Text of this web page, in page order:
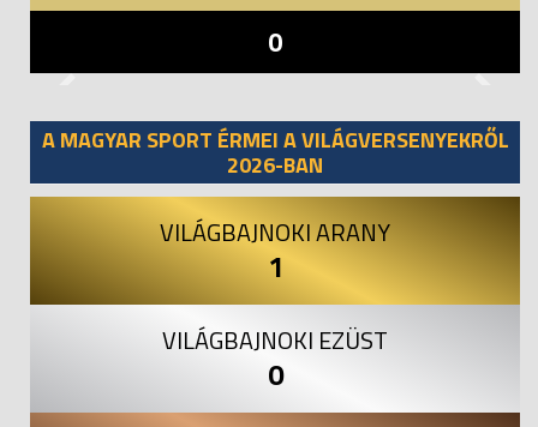
0
A MAGYAR SPORT ÉRMEI A VILÁGVERSENYEKRŐL
2026-BAN
VILÁGBAJNOKI ARANY
1
VILÁGBAJNOKI EZÜST
0